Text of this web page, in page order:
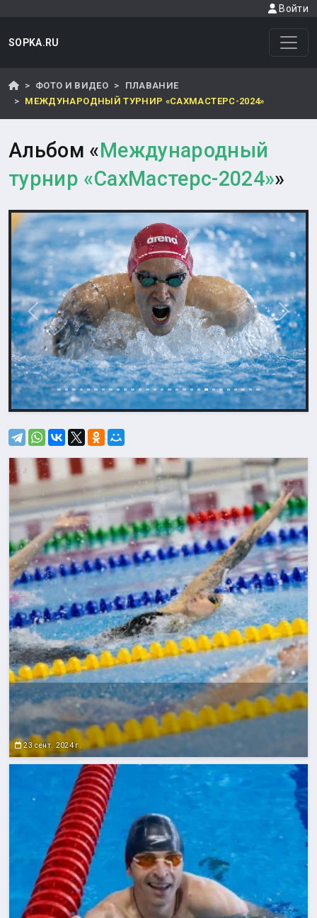
Войти
SOPKA.RU
ФОТО И ВИДЕО
ПЛАВАНИЕ
МЕЖДУНАРОДНЫЙ ТУРНИР «САХМАСТЕРС-2024»
Альбом «Международный
турнир «СахМастерс-2024»»
Назад
23 сент. 2024 г.